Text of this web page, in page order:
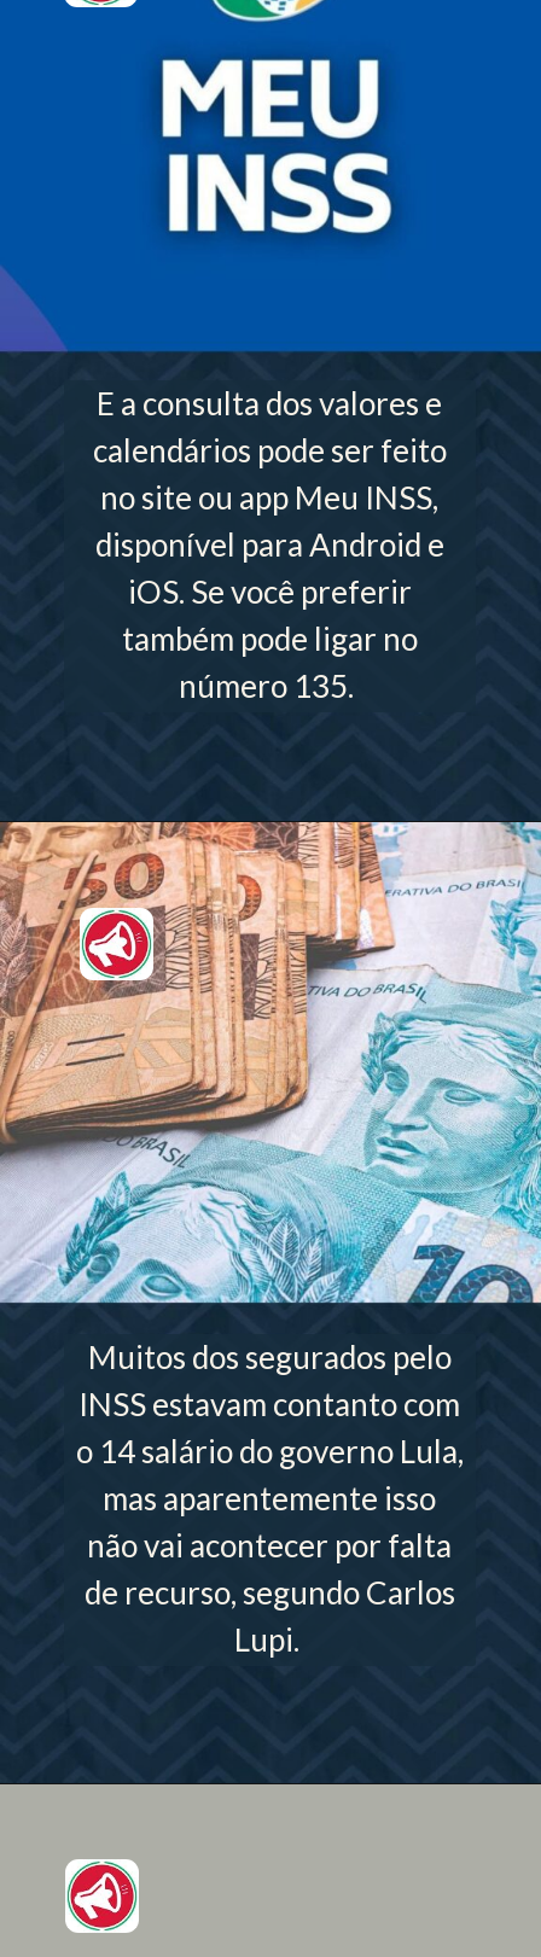
E a consulta dos valores e
calendários pode ser feito
no site ou app Meu INSS,
disponível para Android e
iOS. Se você preferir
também pode ligar no
número 135.
Muitos dos segurados pelo
INSS estavam contanto com
o 14 salário do governo Lula,
mas aparentemente isso
não vai acontecer por falta
de recurso, segundo Carlos
Lupi.